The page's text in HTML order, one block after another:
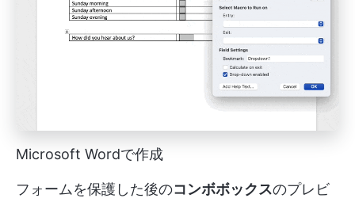
Microsoft Wordで作成
フォームを保護した後のコンボボックスのプレビ